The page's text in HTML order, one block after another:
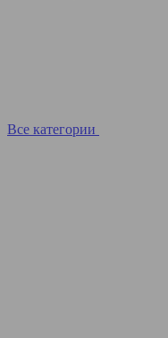
Все категории